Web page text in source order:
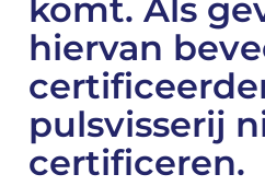
komt. Als
hiervan
pulsvisserij
certificeren.